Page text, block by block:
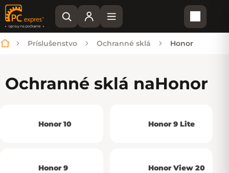
Domov
Príslušenstvo Ochranné sklá Honor
Ochranné sklá naHonor
Honor 10 Honor 9 Lite
Honor 9 Honor View 20